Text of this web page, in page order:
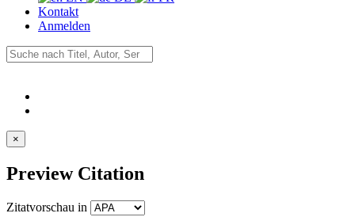
Kontakt
Anmelden
×
Preview Citation
Zitatvorschau in